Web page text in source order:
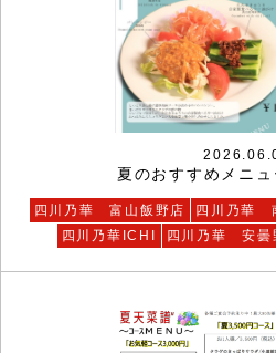
夏のおすすめメニ
四川乃華 富山飯野店 四川乃華
四川乃華ICHI
四川乃華 安曇